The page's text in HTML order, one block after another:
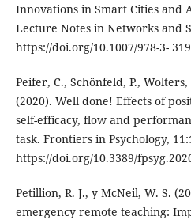
Innovations in Smart Cities and
Lecture Notes in Networks and
https://doi.org/10.1007/978-3-
Peifer, C., Schönfeld, P.,
(2020). Well done! Effects of
self-efficacy, flow and
task. Frontiers in Psychology,
https://doi.org/10.3389/
Petillion, R. J., y McNeil, W. S.
emergency remote teaching: